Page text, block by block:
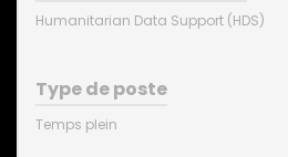
Humanitarian Data Support (HDS)
Type de poste
Temps plein